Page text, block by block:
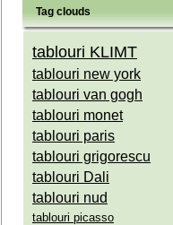
Tag clouds
tablouri KLIMT
tablouri new york
tablouri van gogh
tablouri monet
tablouri paris
tablouri grigorescu
tablouri Dali
tablouri nud
tablouri picasso